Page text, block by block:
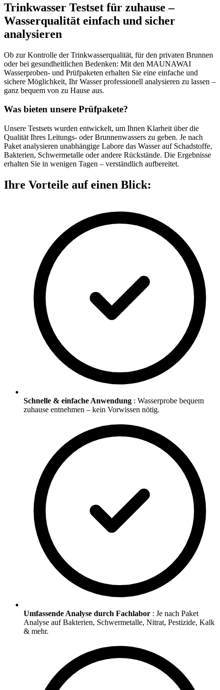
Trinkwasser Testset für zuhause –
Wasserqualität einfach und sicher
analysieren
Ob zur Kontrolle der Trinkwasserqualität, für den privaten Brunnen
oder bei gesundheitlichen Bedenken: Mit den MAUNAWAI
Wasserproben- und Prüfpaketen erhalten Sie eine einfache und
sichere Möglichkeit, Ihr Wasser professionell analysieren zu lassen –
ganz bequem von zu Hause aus.
Was bieten unsere Prüfpakete?
Unsere Testsets wurden entwickelt, um Ihnen Klarheit über die
Qualität Ihres Leitungs- oder Brunnenwassers zu geben. Je nach
Paket analysieren unabhängige Labore das Wasser auf Schadstoffe,
Bakterien, Schwermetalle oder andere Rückstände. Die Ergebnisse
erhalten Sie in wenigen Tagen – verständlich aufbereitet.
Ihre Vorteile auf einen Blick:
Schnelle & einfache Anwendung : Wasserprobe bequem
zuhause entnehmen – kein Vorwissen nötig.
Umfassende Analyse durch Fachlabor : Je nach Paket
Analyse auf Bakterien, Schwermetalle, Nitrat, Pestizide, Kalk
& mehr.